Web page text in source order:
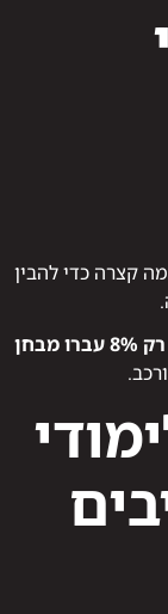
קצרה כדי להבין
רק 8% עברו מבחן